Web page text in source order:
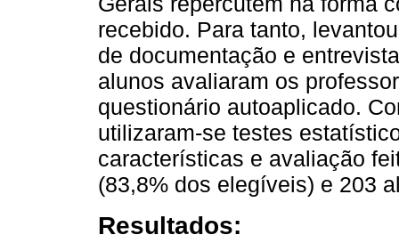
recebido. Para tanto,
de documentação e
alunos avaliaram os
questionário autoaplicado.
utilizaram-se testes
características e avaliação
(83,8% dos elegíveis) e 203
Resultados: